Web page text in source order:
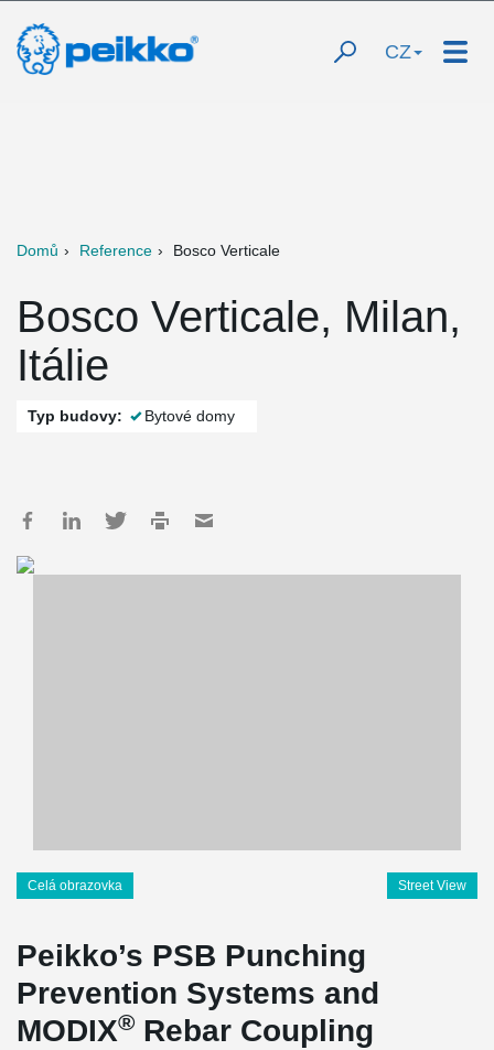
CZ
Domů Reference Bosco Verticale
Bosco Verticale, Milan,
Itálie
Typ budovy: Bytové domy
Celá obrazovka Street View
Peikko’s PSB Punching
Prevention Systems and
MODIX® Rebar Coupling